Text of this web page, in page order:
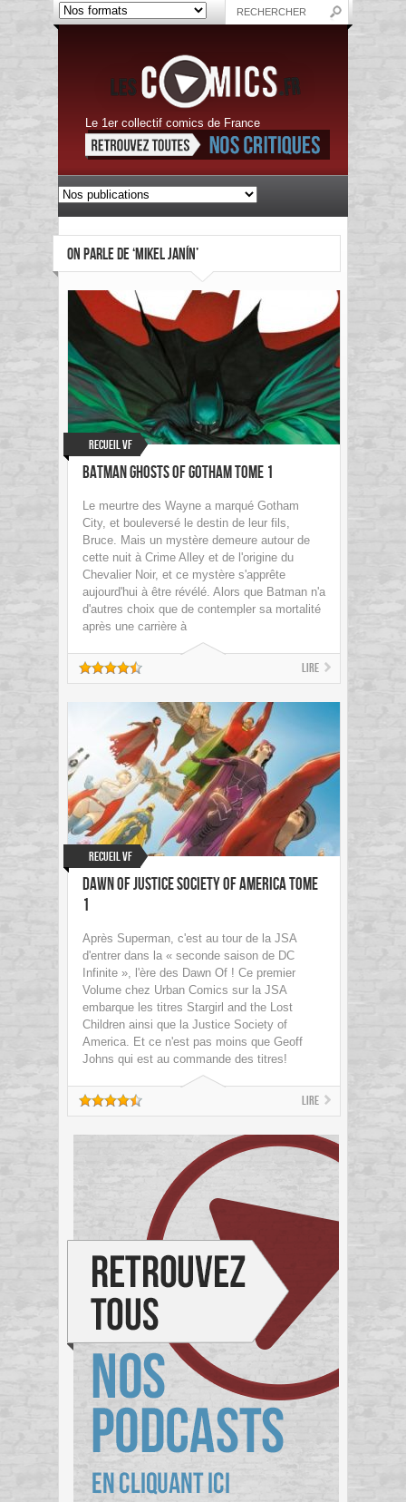
Le 1er collectif comics de France
ON PARLE DE ‘MIKEL JANÍN’
Recueil VF
Batman Ghosts of Gotham tome 1
Le meurtre des Wayne a marqué Gotham
City, et bouleversé le destin de leur fils,
Bruce. Mais un mystère demeure autour de
cette nuit à Crime Alley et de l'origine du
Chevalier Noir, et ce mystère s'apprête
aujourd'hui à être révélé. Alors que Batman n'a
d'autres choix que de contempler sa mortalité
après une carrière à
Lire
Recueil VF
Dawn of Justice Society of America Tome
1
Après Superman, c'est au tour de la JSA
d'entrer dans la « seconde saison de DC
Infinite », l'ère des Dawn Of ! Ce premier
Volume chez Urban Comics sur la JSA
embarque les titres Stargirl and the Lost
Children ainsi que la Justice Society of
America. Et ce n'est pas moins que Geoff
Johns qui est au commande des titres!
Lire